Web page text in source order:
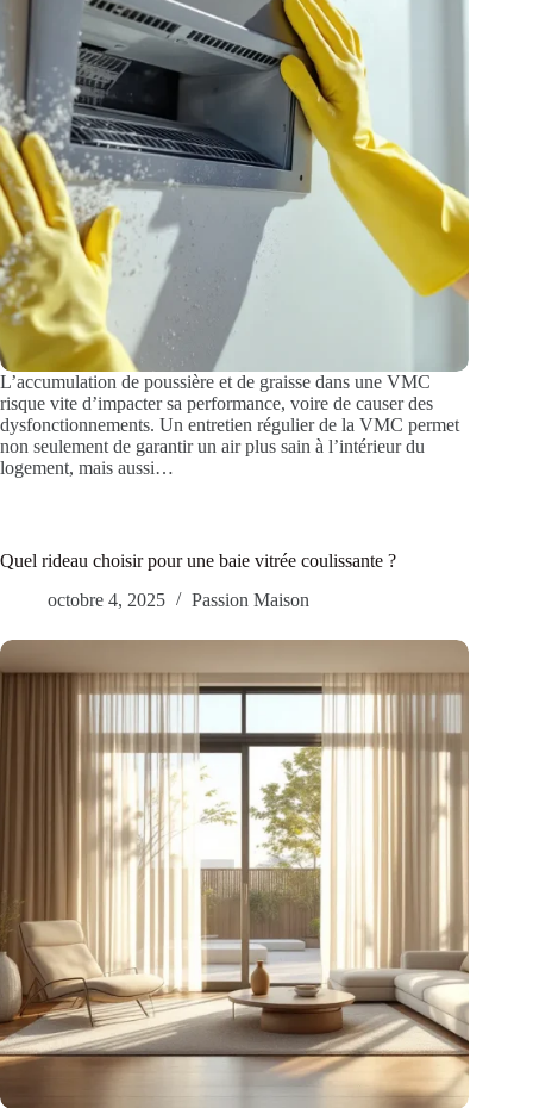
L’accumulation de poussière et de graisse dans une VMC
risque vite d’impacter sa performance, voire de causer des
dysfonctionnements. Un entretien régulier de la VMC permet
non seulement de garantir un air plus sain à l’intérieur du
logement, mais aussi…
Quel rideau choisir pour une baie vitrée coulissante ?
octobre 4, 2025
Passion Maison